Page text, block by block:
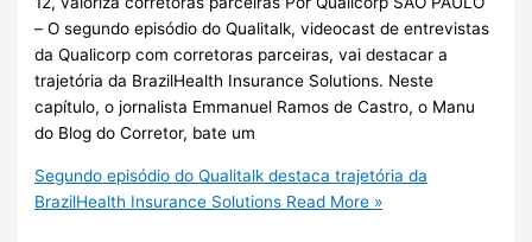
– O segundo episódio do Qualitalk, videocast de entrevistas
da Qualicorp com corretoras parceiras, vai destacar a
trajetória da BrazilHealth Insurance Solutions. Neste
capítulo, o jornalista Emmanuel Ramos de Castro, o Manu
do Blog do Corretor, bate um
Segundo episódio do Qualitalk destaca trajetória da
BrazilHealth Insurance Solutions Read More »